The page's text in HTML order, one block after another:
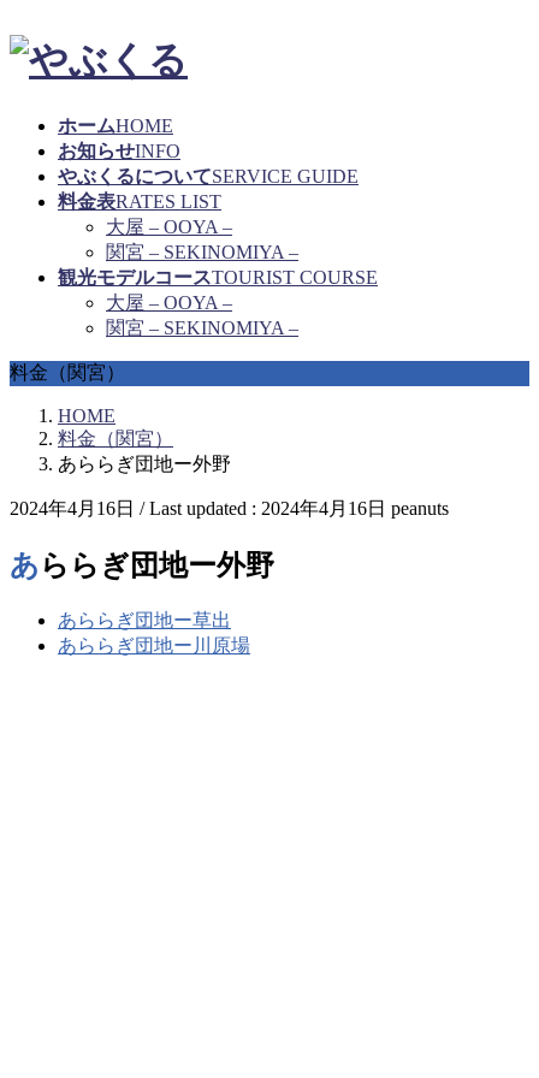
ホームHOME
お知らせINFO
やぶくるについてSERVICE GUIDE
料金表RATES LIST
大屋 – OOYA –
関宮 – SEKINOMIYA –
観光モデルコースTOURIST COURSE
大屋 – OOYA –
関宮 – SEKINOMIYA –
料金（関宮）
HOME
料金（関宮）
あららぎ団地ー外野
2024年4月16日 / Last updated : 2024年4月16日 peanuts
あららぎ団地ー外野
あららぎ団地ー草出
あららぎ団地ー川原場